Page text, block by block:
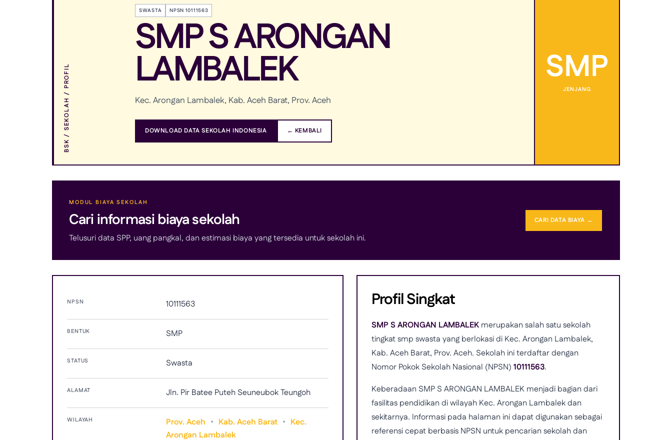
BSK / SEKOLAH / PROFIL
SWASTA NPSN 10111563
SMP S ARONGAN
LAMBALEK
Kec. Arongan Lambalek, Kab. Aceh Barat, Prov. Aceh
DOWNLOAD DATA SEKOLAH INDONESIA ← KEMBALI
SMP
JENJANG
MODUL BIAYA SEKOLAH
Cari informasi biaya sekolah
Telusuri data SPP, uang pangkal, dan estimasi biaya yang tersedia untuk sekolah ini.
CARI DATA BIAYA →
NPSN 10111563
BENTUK SMP
STATUS Swasta
ALAMAT Jln. Pir Batee Puteh Seuneubok Teungoh
WILAYAH Prov. Aceh • Kab. Aceh Barat • Kec.
Arongan Lambalek
Profil Singkat
SMP S ARONGAN LAMBALEKmerupakan salah satu sekolah
tingkat smp swasta yang berlokasi di Kec. Arongan Lambalek,
Kab. Aceh Barat, Prov. Aceh. Sekolah ini terdaftar dengan
Nomor Pokok Sekolah Nasional (NPSN) 10111563.
Keberadaan SMP S ARONGAN LAMBALEK menjadi bagian dari
fasilitas pendidikan di wilayah Kec. Arongan Lambalek dan
sekitarnya. Informasi pada halaman ini dapat digunakan sebagai
referensi cepat berbasis NPSN untuk pencarian sekolah dan